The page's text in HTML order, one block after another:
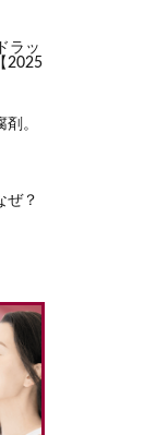
ラッ
2025
。
ぜ？